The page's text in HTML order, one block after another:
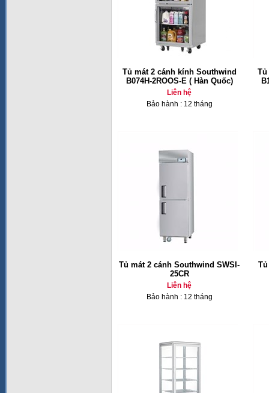
Tủ mát 2 cánh kính Southwind
B074H-2ROOS-E ( Hàn Quốc)
Liên hệ
Bảo hành : 12 tháng
Tủ
Tủ mát 2 cánh Southwind SWSI-
25CR
Liên hệ
Bảo hành : 12 tháng